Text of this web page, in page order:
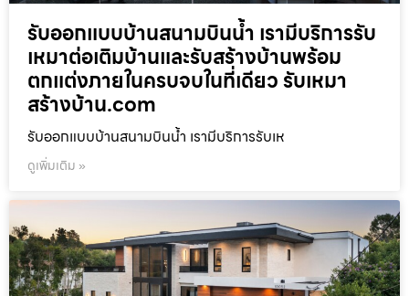
รับออกแบบบ้านสนามบินน้ำ เรามีบริการรับ
เหมาต่อเติมบ้านและรับสร้างบ้านพร้อม
ตกแต่งภายในครบจบในที่เดียว รับเหมา
สร้างบ้าน.com
รับออกแบบบ้านสนามบินน้ำ เรามีบริการรับเห
ดูเพิ่มเติม »